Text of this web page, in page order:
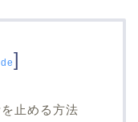
]
止める方法